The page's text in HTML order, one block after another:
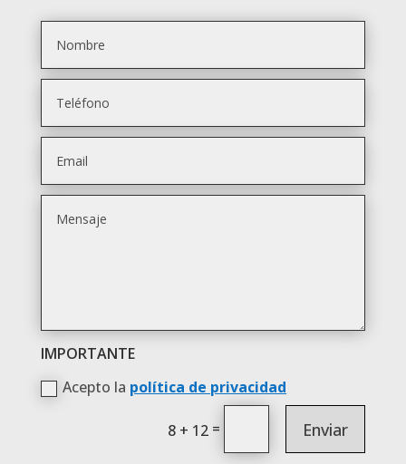
IMPORTANTE
Acepto la política de privacidad
8 + 12 = Enviar